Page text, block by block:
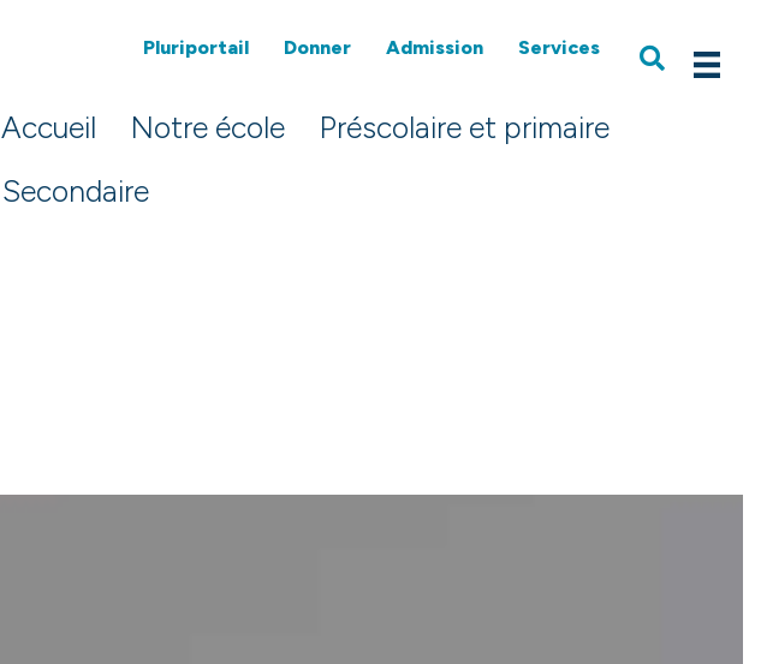
Pluriportail Donner Admission Services
Accueil Notre école
Préscolaire et primaire
Secondaire